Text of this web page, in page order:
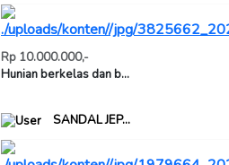
Rp 10.000.000,-
Hunian berkelas dan b...
SANDAL JEP...